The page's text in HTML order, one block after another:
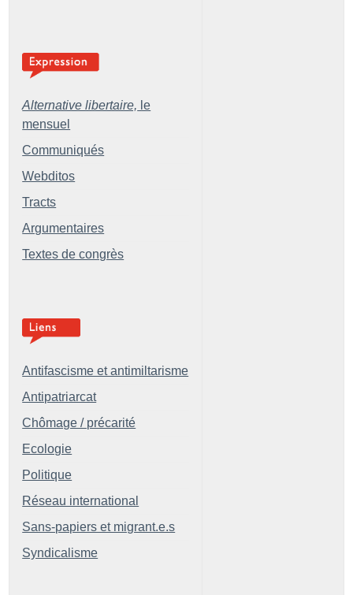
Alternative libertaire, le
mensuel
Communiqués
Webditos
Tracts
Argumentaires
Textes de congrès
Antifascisme et antimiltarisme
Antipatriarcat
Chômage / précarité
Ecologie
Politique
Réseau international
Sans-papiers et migrant.e.s
Syndicalisme